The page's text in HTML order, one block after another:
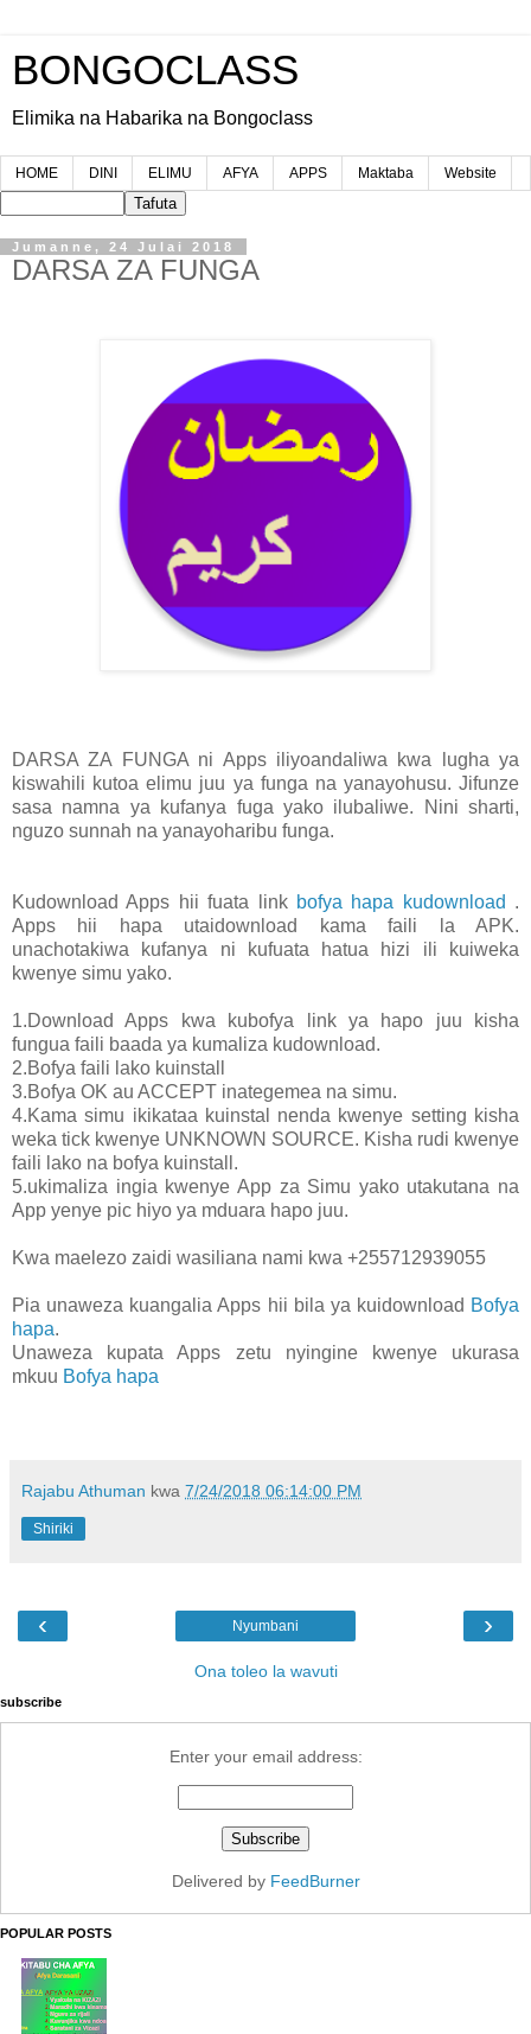
BONGOCLASS
Elimika na Habarika na Bongoclass
HOME DINI ELIMU AFYA APPS Maktaba Website
Jumanne, 24 Julai 2018
DARSA ZA FUNGA
DARSA ZA FUNGA ni Apps iliyoandaliwa kwa lugha ya
kiswahili kutoa elimu juu ya funga na yanayohusu. Jifunze
sasa namna ya kufanya fuga yako ilubaliwe. Nini sharti,
nguzo sunnah na yanayoharibu funga.
Kudownload Apps hii fuata link bofya hapa kudownload .
Apps hii hapa utaidownload kama faili la APK.
unachotakiwa kufanya ni kufuata hatua hizi ili kuiweka
kwenye simu yako.
1.Download Apps kwa kubofya link ya hapo juu kisha
fungua faili baada ya kumaliza kudownload.
2.Bofya faili lako kuinstall
3.Bofya OK au ACCEPT inategemea na simu.
4.Kama simu ikikataa kuinstal nenda kwenye setting kisha
weka tick kwenye UNKNOWN SOURCE. Kisha rudi kwenye
faili lako na bofya kuinstall.
5.ukimaliza ingia kwenye App za Simu yako utakutana na
App yenye pic hiyo ya mduara hapo juu.
Kwa maelezo zaidi wasiliana nami kwa +255712939055
Pia unaweza kuangalia Apps hii bila ya kuidownload Bofya
hapa.
Unaweza kupata Apps zetu nyingine kwenye ukurasa
mkuu Bofya hapa
Rajabu Athuman kwa 7/24/2018 06:14:00 PM
Shiriki
‹ ›
Nyumbani
Ona toleo la wavuti
subscribe
Enter your email address:
Delivered by FeedBurner
POPULAR POSTS